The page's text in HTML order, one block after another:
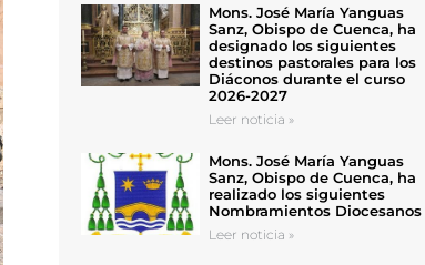
Mons. José María Yanguas
Sanz, Obispo de Cuenca, ha
designado los siguientes
destinos pastorales para los
Diáconos durante el curso
2026-2027
Leer noticia »
Mons. José María Yanguas
Sanz, Obispo de Cuenca, ha
realizado los siguientes
Nombramientos Diocesanos
Leer noticia »